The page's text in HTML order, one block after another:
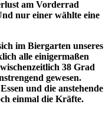
am Vorderrad
nur einer wählte eine
im Biergarten unseres
alle einigermaßen
38 Grad
gewesen.
und die anstehende
einmal die Kräfte.